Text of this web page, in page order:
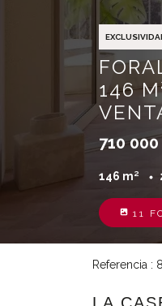
146
710
146 m²
11
Referencia :